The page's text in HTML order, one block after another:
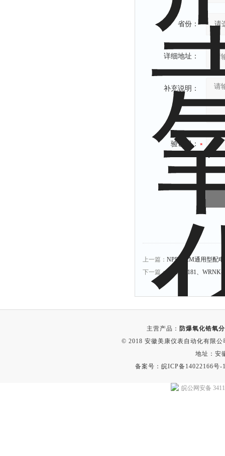
省份：
详细地址：
补充说明：
验证码：
上一篇： NPPD-CM通用型配
下一篇： WRNK-181、
主营产品： 防爆氧化锆氧
© 2018 安徽美康仪表自动化有限
地址：安
备案号：皖ICP备14022166号-
皖公网安备